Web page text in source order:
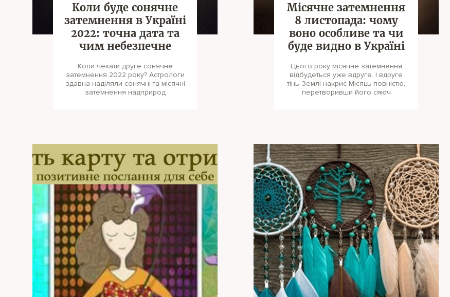
Коли буде сонячне
затемнення в Україні
2022: точна дата та
чим небезпечне
Коли чекати друге сонячне
затемнення 2022 року? Астрологи
здавна наділяли сонячні та місячні
затемнення надприрод
Місячне затемнення
8 листопада: чому
воно особливе та чи
буде видно в Україні
Цього року місячне затемнення
відбудеться уже вдруге. І вдруге
тінь Землі накриє Місяць повністю,
перетворивши його сяюч